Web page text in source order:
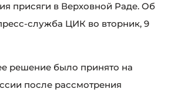
присяги в Верховной Раде. Об
служба ЦИК во вторник, 9
решение было принято на
после рассмотрения